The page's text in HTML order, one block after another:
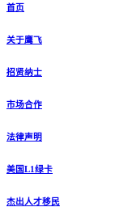
首页
关于鹰飞
招贤纳士
市场合作
法律声明
美国L1绿卡
杰出人才移民